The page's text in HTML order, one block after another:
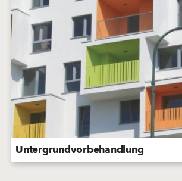
Untergrundvorbehandlung